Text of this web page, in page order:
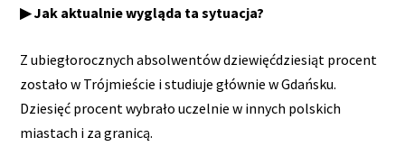
▶ Jak aktualnie wygląda ta sytuacja?
Z ubiegłorocznych absolwentów dziewięćdziesiąt procent
zostało w Trójmieście i studiuje głównie w Gdańsku.
Dziesięć procent wybrało uczelnie w innych polskich
miastach i za granicą.